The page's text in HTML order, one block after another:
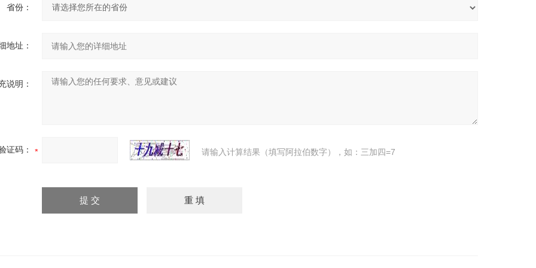
省份：
地址：
说明：
证码： 请输入计算结果（填写阿拉伯数字），如：三加四=7